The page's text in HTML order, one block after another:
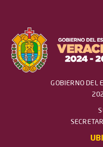
GOBIERNO DEL